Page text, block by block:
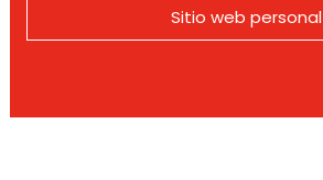
Sitio web personal